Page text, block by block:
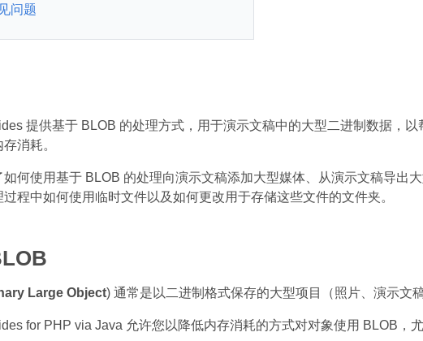
问题
提供基于 BLOB 的处理方式，用于演示文稿中的大型二进制数据，
消耗。
如何使用基于 BLOB 的处理向演示文稿添加大型媒体、从演示文稿导出
程中如何使用临时文件以及如何更改用于存储这些文件的文件夹。
Large Object) 通常是以二进制格式保存的大型项目（照片、演示文
for PHP via Java 允许您以降低内存消耗的方式对对象使用 BLOB，